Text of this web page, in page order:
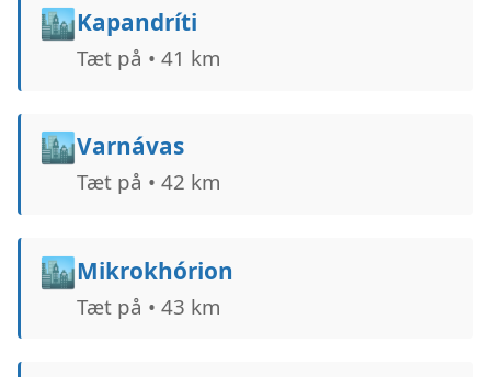
🏙️Kapandríti
Tæt på • 41 km
🏙️Varnávas
Tæt på • 42 km
🏙️Mikrokhórion
Tæt på • 43 km